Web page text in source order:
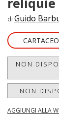
di Guido
CARTACEO
NON
NON
AGGIUNGI ALLA